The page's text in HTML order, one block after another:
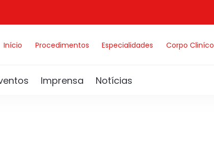
Corpo Cliníco
Especialidades
Procedimentos
Início
Imprensa Notícias